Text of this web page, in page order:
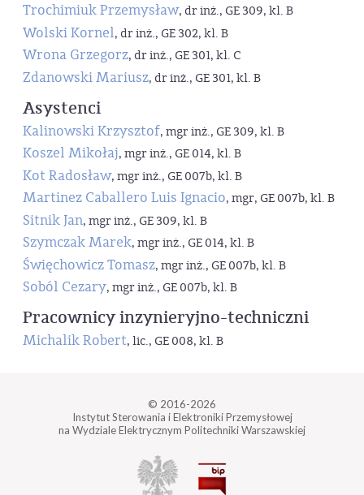
Trochimiuk Przemysław, dr inż., GE 309, kl. B
Wolski Kornel, dr inż., GE 302, kl. B
Wrona Grzegorz, dr inż., GE 301, kl. C
Zdanowski Mariusz, dr inż., GE 301, kl. B
Asystenci
Kalinowski Krzysztof, mgr inż., GE 309, kl. B
Koszel Mikołaj, mgr inż., GE 014, kl. B
Kot Radosław, mgr inż., GE 007b, kl. B
Martinez Caballero Luis Ignacio, mgr, GE 007b, kl. B
Sitnik Jan, mgr inż., GE 309, kl. B
Szymczak Marek, mgr inż., GE 014, kl. B
Święchowicz Tomasz, mgr inż., GE 007b, kl. B
Soból Cezary, mgr inż., GE 007b, kl. B
Pracownicy inzynieryjno-techniczni
Michalik Robert, lic., GE 008, kl. B
© 2016-2026
Instytut Sterowania i Elektroniki Przemysłowej
na Wydziale Elektrycznym Politechniki Warszawskiej